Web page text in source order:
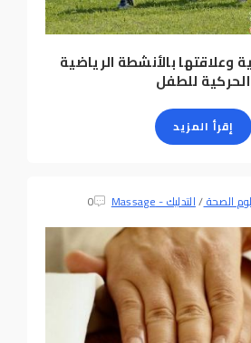
وعلاقتها بالأنشطة الرياضية
الحركية للطفل
إقرأ المزيد
الصحة/التدليك - Massage 0